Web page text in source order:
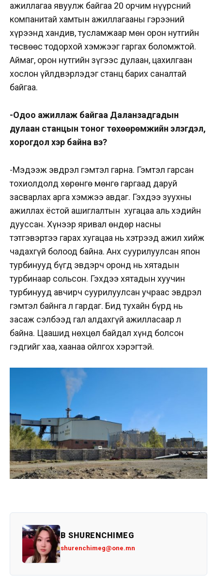
ажиллагаа явуулж байгаа 20 орчим нүүрсний
компанитай хамтын ажиллагааны гэрээний
хүрээнд хандив, тусламжаар мөн орон нутгийн
төсвөөс тодорхой хэмжээг гаргах боломжтой.
Аймаг, орон нутгийн зүгээс дулаан, цахилгаан
хослон үйлдвэрлэдэг станц барих саналтай
байгаа.
-Одоо ажиллаж байгаа Даланзадгадын
дулаан станцын тоног төхөөрөмжийн элэгдэл,
хорогдол хэр байна вэ?
-Мэдээж эвдрэл гэмтэл гарна. Гэмтэл гарсан
тохиолдолд хөрөнгө мөнгө гаргаад даруй
засварлах арга хэмжээ авдаг. Гэхдээ зуухны
ажиллах ёстой ашиглалтын хугацаа аль хэдийн
дууссан. Хүнээр яривал өндөр насны
тэтгэвэртээ гарах хугацаа нь хэтрээд ажил хийж
чадахгүй болоод байна. Анх суурилуулсан япон
турбинууд бүгд эвдэрч оронд нь хятадын
турбинаар сольсон. Гэхдээ хятадын хуучин
турбинууд авчирч суурилуулсан учраас эвдрэл
гэмтэл байнга л гардаг. Бид тухайн бүрд нь
засаж сэлбээд гал алдахгүй ажилласаар л
байна. Цаашид нөхцөл байдал хүнд болсон
гэдгийг хаа, хаанаа ойлгох хэрэгтэй.
B SHURENCHIMEG
shurenchimeg@one.mn